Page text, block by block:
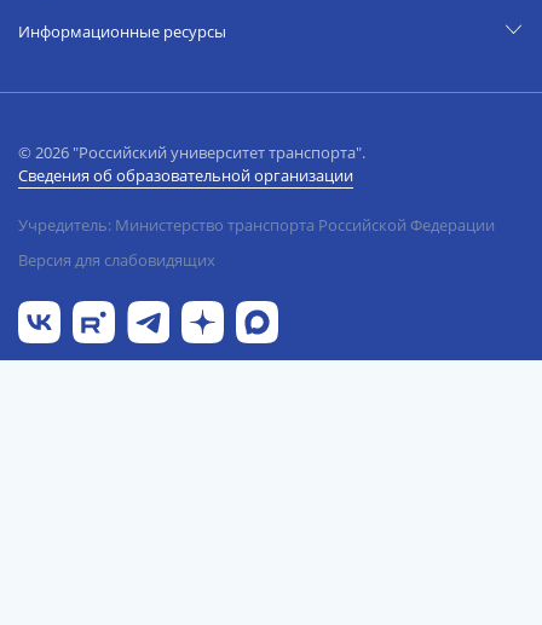
Информационные ресурсы
© 2026 "Российский университет транспорта".
Сведения об образовательной организации
Учредитель: Министерство транспорта Российской Федерации
Версия для слабовидящих